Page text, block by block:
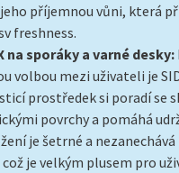
příjemnou vůni, která
freshness.
na sporáky a varné desky:
volbou mezi uživateli je
prostředek si poradí se
povrchy a pomáhá
je šetrné a nezanechává
je velkým plusem pro